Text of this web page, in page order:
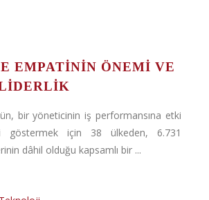
EMPATİNİN ÖNEMİ VE
bir yöneticinin iş performansına etki
göstermek için 38 ülkeden, 6.731
dâhil olduğu kapsamlı bir ...